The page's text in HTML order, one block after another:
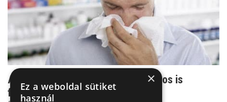
Allergiagyógyszerek: már a háziorvos is
felírhatja!
×
Ez a weboldal sütiket
használ